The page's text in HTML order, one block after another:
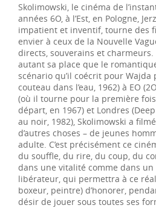
Skolimowski, le cinéma de
années 6O, à l’Est, en Pologne,
impatient et inventif, tourne des
envier à ceux de la Nouvelle
directs, souverains et
autant sa place que le
scénario qu’il coécrit pour Wajda
couteau dans l’eau, 1962) à EO
(où il tourne pour la première fois
départ, en 1967) et Londres
au noir, 1982), Skolimowski a
d’autres choses – de jeunes
adulte. C’est précisément ce
du souffle, du rire, du coup, du
dans une vitalité comme dans un
libérateur, qui permettra à ce
boxeur, peintre) d’honorer,
désir de jouer sous toutes ses